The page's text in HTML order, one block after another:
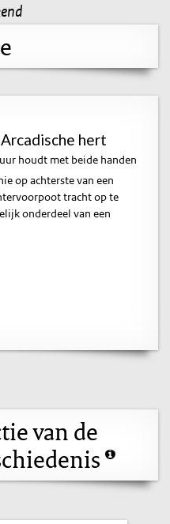
hert
houdt met beide handen
op achterste van een
tracht op te
onderdeel van een
van de